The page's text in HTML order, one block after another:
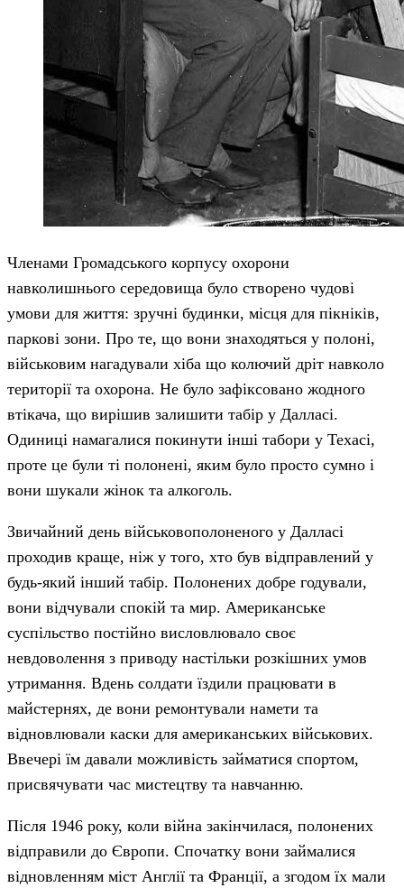
Членами Громадського корпусу охорони
навколишнього середовища було створено чудові
умови для життя: зручні будинки, місця для пікніків,
паркові зони. Про те, що вони знаходяться у полоні,
військовим нагадували хіба що колючий дріт навколо
території та охорона. Не було зафіксовано жодного
втікача, що вирішив залишити табір у Далласі.
Одиниці намагалися покинути інші табори у Техасі,
проте це були ті полонені, яким було просто сумно і
вони шукали жінок та алкоголь.
Звичайний день військовополоненого у Далласі
проходив краще, ніж у того, хто був відправлений у
будь-який інший табір. Полонених добре годували,
вони відчували спокій та мир. Американське
суспільство постійно висловлювало своє
невдоволення з приводу настільки розкішних умов
утримання. Вдень солдати їздили працювати в
майстернях, де вони ремонтували намети та
відновлювали каски для американських військових.
Ввечері їм давали можливість займатися спортом,
присвячувати час мистецтву та навчанню.
Після 1946 року, коли війна закінчилася, полонених
відправили до Європи. Спочатку вони займалися
відновленням міст Англії та Франції, а згодом їх мали